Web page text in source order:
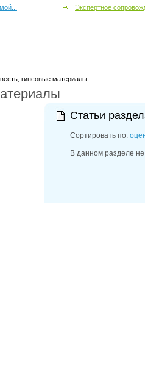
Экспертное
гипсовые материалы
Статьи
Сортировать по:
В данном разделе